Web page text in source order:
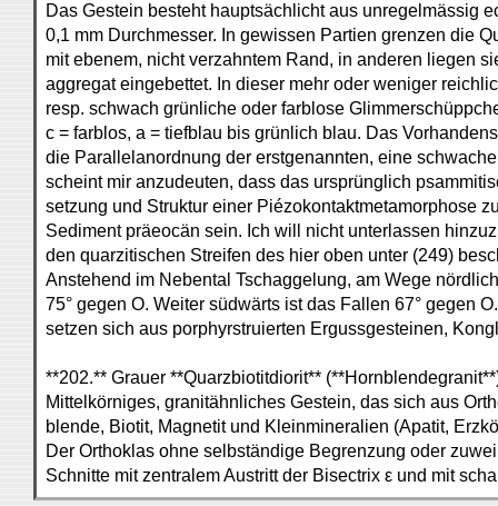
Das Gestein besteht hauptsächlicht aus unregelmässig
0,1 mm Durchmesser. In gewissen Partien grenzen die
mit ebenem, nicht verzahntem Rand, in anderen liegen
aggregat eingebettet. In dieser mehr oder weniger
resp. schwach grünliche oder farblose
c = farblos, a = tiefblau bis grünlich blau. Das
die Parallelanordnung der erstgenannten, eine
scheint mir anzudeuten, dass das ursprünglich
setzung und Struktur einer Piézokontaktmetamorphose
Sediment präeocän sein. Ich will nicht unterlassen
den quarzitischen Streifen des hier oben unter (249)
Anstehend im Nebental Tschaggelung, am Wege
75° gegen O. Weiter südwärts ist das Fallen 67° gegen
setzen sich aus porphyrstruierten Ergussgesteinen,
**202.** Grauer **Quarzbiotitdiorit**
Mittelkörniges, granitähnliches Gestein, das sich aus
blende, Biotit, Magnetit und Kleinmineralien (Apatit,
Der Orthoklas ohne selbständige Begrenzung oder
Schnitte mit zentralem Austritt der Bisectrix ε und mit